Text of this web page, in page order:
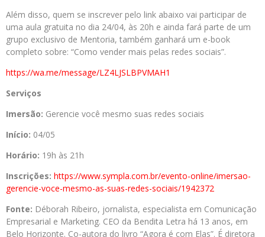
Além disso, quem se inscrever pelo link abaixo vai participar de
uma aula gratuita no dia 24/04, às 20h e ainda fará parte de um
grupo exclusivo de Mentoria, também ganhará um e-book
completo sobre: “Como vender mais pelas redes sociais”.
https://wa.me/message/LZ4LJSLBPVMAH1
Serviços
Imersão: Gerencie você mesmo suas redes sociais
Início: 04/05
Horário: 19h às 21h
Inscrições: https://www.sympla.com.br/evento-online/imersao-
gerencie-voce-mesmo-as-suas-redes-sociais/1942372
Fonte: Déborah Ribeiro, jornalista, especialista em Comunicação
Empresarial e Marketing. CEO da Bendita Letra há 13 anos, em
Belo Horizonte. Co-autora do livro “Agora é com Elas”. É diretora